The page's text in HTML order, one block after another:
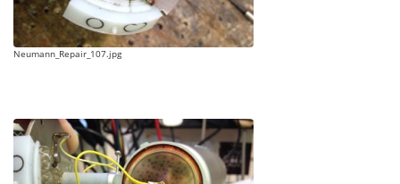
Neumann_Repair_107.jpg